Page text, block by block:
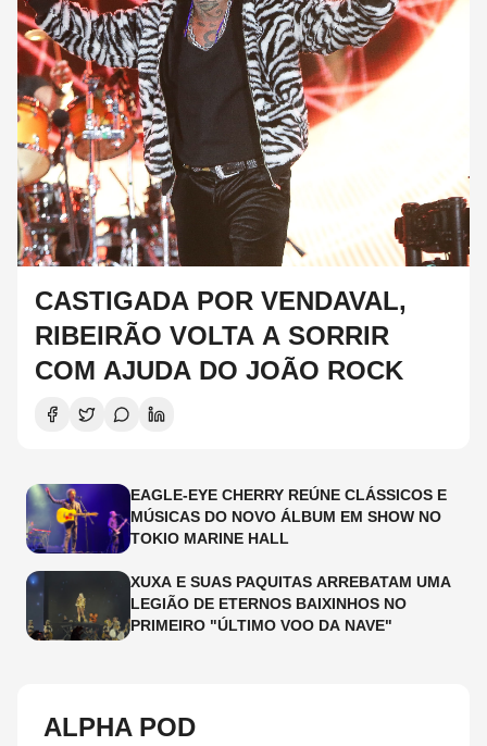
CASTIGADA POR VENDAVAL,
RIBEIRÃO VOLTA A SORRIR
COM AJUDA DO JOÃO ROCK
EAGLE-EYE CHERRY REÚNE CLÁSSICOS E
MÚSICAS DO NOVO ÁLBUM EM SHOW NO
TOKIO MARINE HALL
XUXA E SUAS PAQUITAS ARREBATAM UMA
LEGIÃO DE ETERNOS BAIXINHOS NO
PRIMEIRO "ÚLTIMO VOO DA NAVE"
ALPHA POD